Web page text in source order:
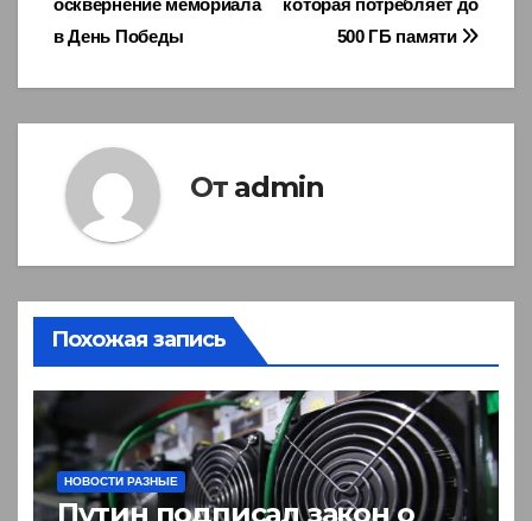
записям
которая потребляет до
500 ГБ памяти
осквернение мемориала
в День Победы
От admin
Похожая запись
НОВОСТИ РАЗНЫЕ
Путин подписал закон о